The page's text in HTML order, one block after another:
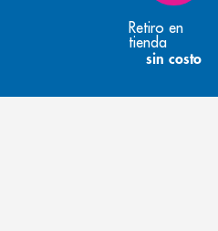
Retiro en
tienda
sin costo